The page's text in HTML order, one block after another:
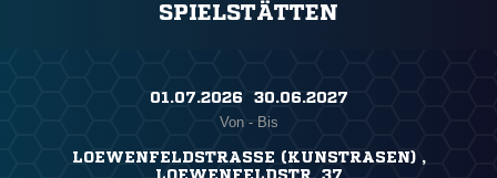
SPIELSTÄTTEN
01.07.2026 ​ 30.06.2027
Von - Bis
LOEWENFELDSTRASSE (KUNSTRASEN) ,